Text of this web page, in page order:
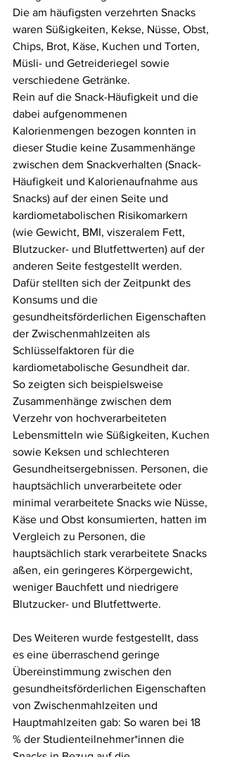
Die am häufigsten verzehrten Snacks
waren Süßigkeiten, Kekse, Nüsse, Obst,
Chips, Brot, Käse, Kuchen und Torten,
Müsli- und Getreideriegel sowie
verschiedene Getränke.
Rein auf die Snack-Häufigkeit und die
dabei aufgenommenen
Kalorienmengen bezogen konnten in
dieser Studie keine Zusammenhänge
zwischen dem Snackverhalten (Snack-
Häufigkeit und Kalorienaufnahme aus
Snacks) auf der einen Seite und
kardiometabolischen Risikomarkern
(wie Gewicht, BMI, viszeralem Fett,
Blutzucker- und Blutfettwerten) auf der
anderen Seite festgestellt werden.
Dafür stellten sich der Zeitpunkt des
Konsums und die
gesundheitsförderlichen Eigenschaften
der Zwischenmahlzeiten als
Schlüsselfaktoren für die
kardiometabolische Gesundheit dar.
So zeigten sich beispielsweise
Zusammenhänge zwischen dem
Verzehr von hochverarbeiteten
Lebensmitteln wie Süßigkeiten, Kuchen
sowie Keksen und schlechteren
Gesundheitsergebnissen. Personen, die
hauptsächlich unverarbeitete oder
minimal verarbeitete Snacks wie Nüsse,
Käse und Obst konsumierten, hatten im
Vergleich zu Personen, die
hauptsächlich stark verarbeitete Snacks
aßen, ein geringeres Körpergewicht,
weniger Bauchfett und niedrigere
Blutzucker- und Blutfettwerte.
Des Weiteren wurde festgestellt, dass
es eine überraschend geringe
Übereinstimmung zwischen den
gesundheitsförderlichen Eigenschaften
von Zwischenmahlzeiten und
Hauptmahlzeiten gab: So waren bei 18
% der Studienteilnehmer*innen die